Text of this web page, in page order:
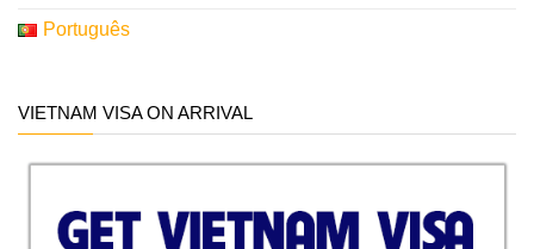
Português
VIETNAM VISA ON ARRIVAL